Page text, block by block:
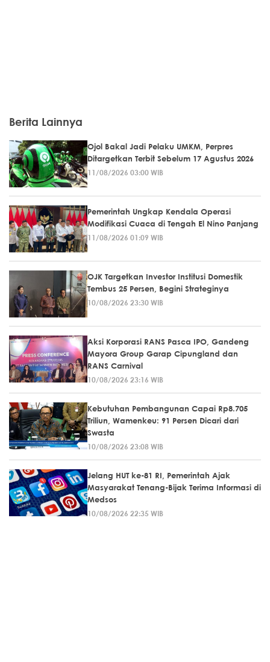
Berita Lainnya
Ojol Bakal Jadi Pelaku UMKM, Perpres
Ditargetkan Terbit Sebelum 17 Agustus 2026
11/08/2026 03:00 WIB
Pemerintah Ungkap Kendala Operasi
Modifikasi Cuaca di Tengah El Nino Panjang
11/08/2026 01:09 WIB
OJK Targetkan Investor Institusi Domestik
Tembus 25 Persen, Begini Strateginya
10/08/2026 23:30 WIB
Aksi Korporasi RANS Pasca IPO, Gandeng
Mayora Group Garap Cipungland dan
RANS Carnival
10/08/2026 23:16 WIB
Kebutuhan Pembangunan Capai Rp8.705
Triliun, Wamenkeu: 91 Persen Dicari dari
Swasta
10/08/2026 23:08 WIB
Jelang HUT ke-81 RI, Pemerintah Ajak
Masyarakat Tenang-Bijak Terima Informasi di
Medsos
10/08/2026 22:35 WIB